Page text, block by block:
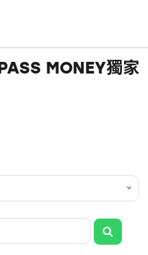
MONEY獨家